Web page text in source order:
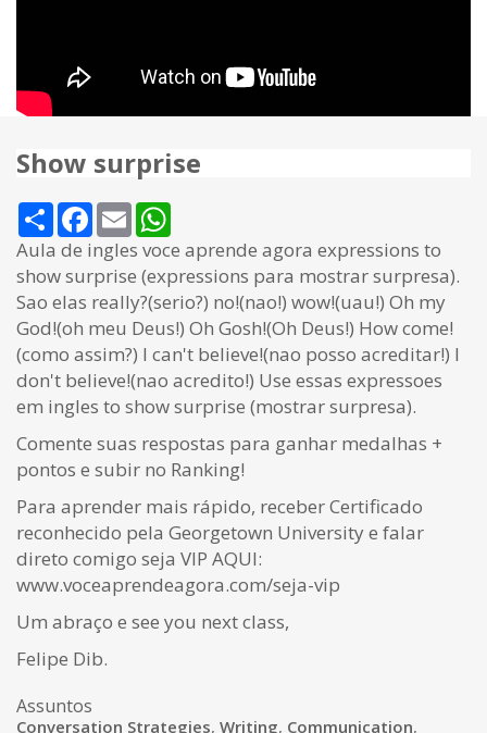
Show surprise
Share Facebook
Email
Aula de ingles voce aprende agora expressions to
show surprise (expressions para mostrar surpresa).
Sao elas really?(serio?) no!(nao!) wow!(uau!) Oh my
God!(oh meu Deus!) Oh Gosh!(Oh Deus!) How come!
(como assim?) I can't believe!(nao posso acreditar!) I
don't believe!(nao acredito!) Use essas expressoes
em ingles to show surprise (mostrar surpresa).
Comente suas respostas para ganhar medalhas +
pontos e subir no Ranking!
Para aprender mais rápido, receber Certificado
reconhecido pela Georgetown University e falar
direto comigo seja VIP AQUI:
www.voceaprendeagora.com/seja-vip
Um abraço e see you next class,
Felipe Dib.
Assuntos
Conversation Strategies, Writing, Communication,